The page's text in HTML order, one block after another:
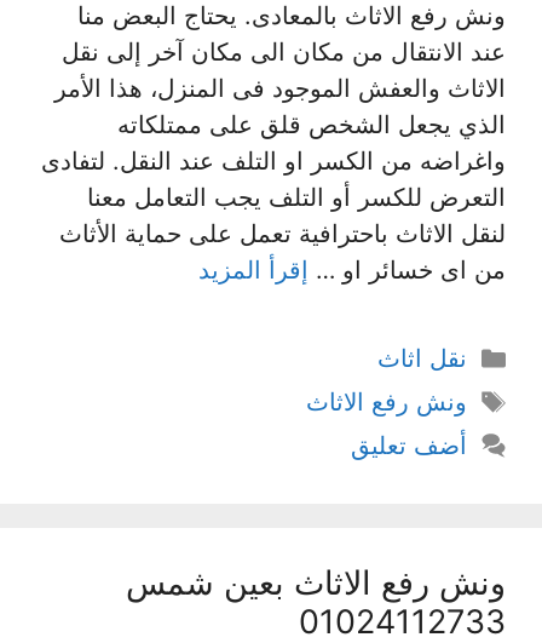
ونش رفع الاثاث بالمعادى. يحتاج البعض منا
عند الانتقال من مكان الى مكان آخر إلى نقل
الاثاث والعفش الموجود فى المنزل، هذا الأمر
الذي يجعل الشخص قلق على ممتلكاته
واغراضه من الكسر او التلف عند النقل. لتفادى
التعرض للكسر أو التلف يجب التعامل معنا
لنقل الاثاث باحترافية تعمل على حماية الأثاث
من اى خسائر او … إقرأ المزيد
التصنيفات
نقل اثاث
الوسوم
ونش رفع الاثاث
أضف تعليق
ونش رفع الاثاث بعين شمس
01024112733